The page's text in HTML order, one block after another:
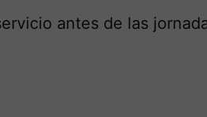
antes de las